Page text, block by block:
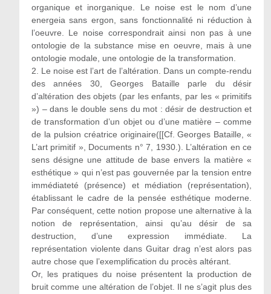
organique et inorganique. Le noise est le nom d’une
energeia sans ergon, sans fonctionnalité ni réduction à
l’oeuvre. Le noise correspondrait ainsi non pas à une
ontologie de la substance mise en oeuvre, mais à une
ontologie modale, une ontologie de la transformation.
2. Le noise est l’art de l’altération. Dans un compte-rendu
des années 30, Georges Bataille parle du désir
d’altération des objets (par les enfants, par les « primitifs
») – dans le double sens du mot : désir de destruction et
de transformation d’un objet ou d’une matière – comme
de la pulsion créatrice originaire([[Cf. Georges Bataille, «
L’art primitif », Documents n° 7, 1930.). L’altération en ce
sens désigne une attitude de base envers la matière «
esthétique » qui n’est pas gouvernée par la tension entre
immédiateté (présence) et médiation (représentation),
établissant le cadre de la pensée esthétique moderne.
Par conséquent, cette notion propose une alternative à la
notion de représentation, ainsi qu’au désir de sa
destruction, d’une expression immédiate. La
représentation violente dans Guitar drag n’est alors pas
autre chose que l’exemplification du procès altérant.
Or, les pratiques du noise présentent la production de
bruit comme une altération de l’objet. Il ne s’agit plus des